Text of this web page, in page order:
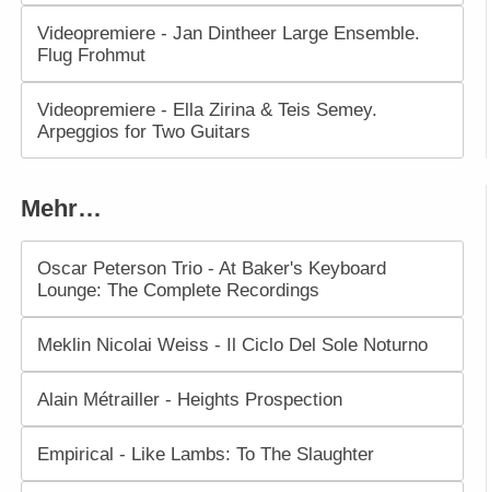
Videopremiere - Jan Dintheer Large Ensemble.
Flug Frohmut
Videopremiere - Ella Zirina & Teis Semey.
Arpeggios for Two Guitars
Mehr…
Oscar Peterson Trio - At Baker's Keyboard
Lounge: The Complete Recordings
Meklin Nicolai Weiss - Il Ciclo Del Sole Noturno
Alain Métrailler - Heights Prospection
Empirical - Like Lambs: To The Slaughter